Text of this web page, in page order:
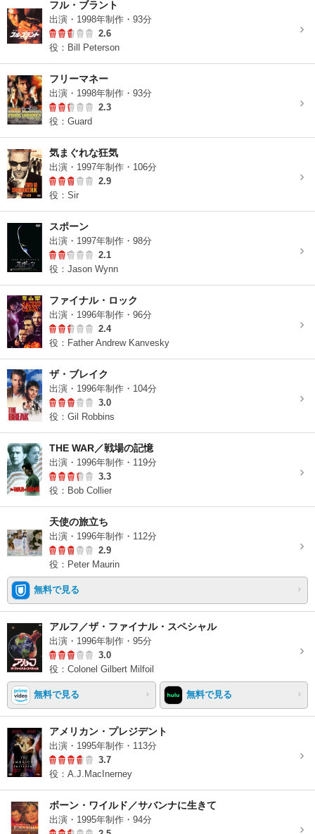
フル・ブラント
出演・1998年制作・93分
2.6
役：Bill Peterson
フリーマネー
出演・1998年制作・93分
2.3
役：Guard
気まぐれな狂気
出演・1997年制作・106分
2.9
役：Sir
スポーン
出演・1997年制作・98分
2.1
役：Jason Wynn
ファイナル・ロック
出演・1996年制作・96分
2.4
役：Father Andrew Kanvesky
ザ・ブレイク
出演・1996年制作・104分
3.0
役：Gil Robbins
THE WAR／戦場の記憶
出演・1996年制作・119分
3.3
役：Bob Collier
天使の旅立ち
出演・1996年制作・112分
2.9
役：Peter Maurin
無料で見る
アルフ／ザ・ファイナル・スペシャル
出演・1996年制作・95分
3.0
役：Colonel Gilbert Milfoil
無料で見る 無料で見る
アメリカン・プレジデント
出演・1995年制作・113分
3.7
役：A.J.MacInerney
ボーン・ワイルド／サバンナに生きて
出演・1995年制作・94分